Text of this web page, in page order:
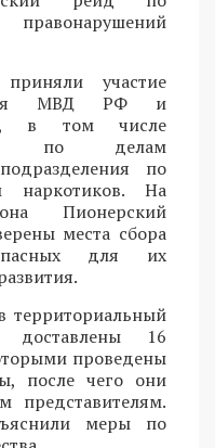
участие
МВД РФ и
в том числе
по делам
по
наркотиков. На
Пионерский
места сбора
опасных для их
территориальный
16
проведены
после чего они
представителям.
меры по